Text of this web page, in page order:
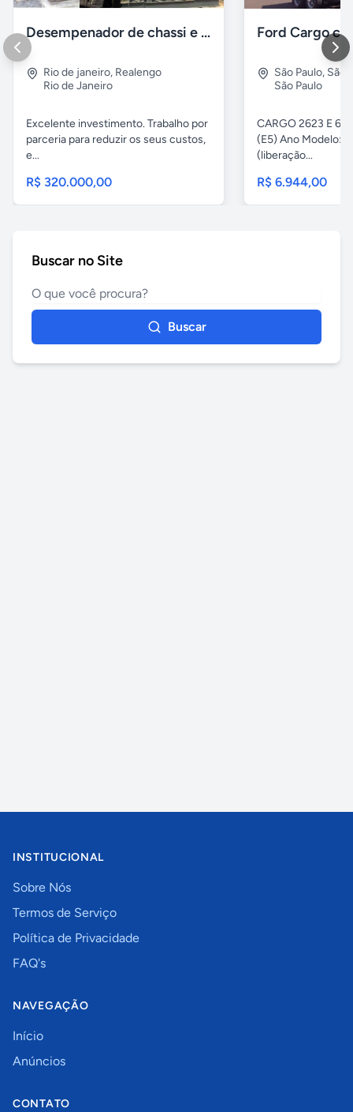
Desempenador de chassi e caçambas basculantes
Rio de janeiro, Realengo
Rio de Janeiro
Excelente investimento. Trabalho por
parceria para reduzir os seus custos,
e...
R$ 320.000,00
São Paulo, São
São Paulo
CARGO 2623 E
(E5) Ano Modelo:
(liberação...
R$ 6.944,00
Buscar no Site
Buscar
INSTITUCIONAL
Sobre Nós
Termos de Serviço
Política de Privacidade
FAQ's
NAVEGAÇÃO
Início
Anúncios
CONTATO